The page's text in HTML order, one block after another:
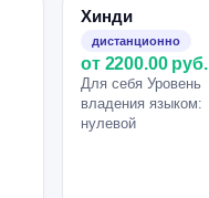
Хинди
дистанционно
от 2200.00 руб.
Для себя Уровень
владения языком:
нулевой